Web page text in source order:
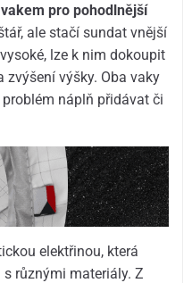
pro pohodlnější
ale stačí sundat vnější
lze k nim dokoupit
zvýšení výšky. Oba vaky
náplň přidávat či
elektřinou, která
různými materiály. Z